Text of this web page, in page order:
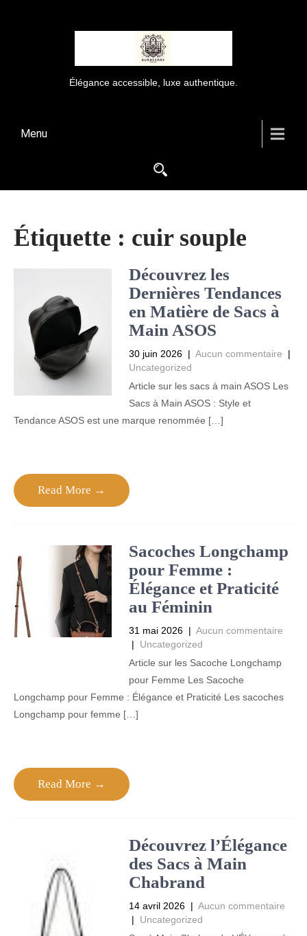
Élégance accessible, luxe authentique.
Menu
Étiquette : cuir souple
Découvrez les
Dernières Tendances
en Matière de Sacs à
Main ASOS
30 juin 2026 | Aucun commentaire
|
Uncategorized
Article sur les sacs à main ASOS Les
Sacs à Main ASOS : Style et
Tendance ASOS est une marque renommée […]
Read More →
Sacoches Longchamp
pour Femme :
Élégance et Praticité
au Féminin
31 mai 2026 | Aucun commentaire
| Uncategorized
Article sur les Sacoche Longchamp
pour Femme Les Sacoche
Longchamp pour Femme : Élégance et Praticité Les sacoches
Longchamp pour femme […]
Read More →
Découvrez l’Élégance
des Sacs à Main
Chabrand
14 avril 2026 | Aucun commentaire
| Uncategorized